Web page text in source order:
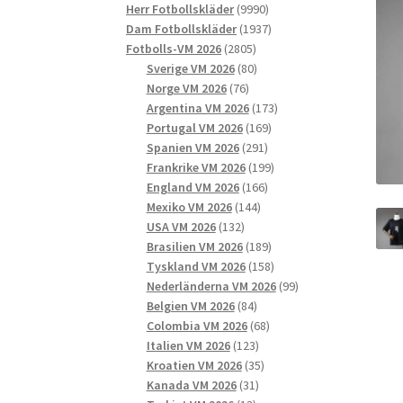
produkter
Herr Fotbollskläder 99909990
produkter
Dam Fotbollskläder 19371937
Fotbolls-VM 2026 28052805
produkter
Sverige VM 2026 8080
Norge VM 2026 7676
produkter
Argentina VM 2026 173173
Portugal VM 2026 169169
produkter
Spanien VM 2026 291291
produkter
Frankrike VM 2026 199199
England VM 2026 166166
Mexiko VM 2026 144144
USA VM 2026 132132
produkter
Brasilien VM 2026 189189
produkter
Tyskland VM 2026 158158
produkter
Nederländerna VM 2026 9999
Belgien VM 2026 8484
produkter
Colombia VM 2026 6868
Italien VM 2026 123123
produkter
Kroatien VM 2026 3535
Kanada VM 2026 3131